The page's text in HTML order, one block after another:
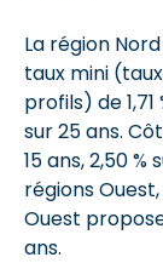
La région
taux mini
profils) de 1,71
sur 25 ans.
15 ans, 2,50 %
régions
Ouest
ans.